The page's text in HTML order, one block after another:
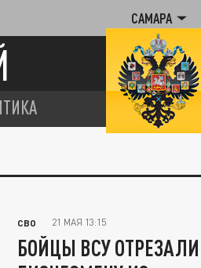
САМАРА
СВО 21 МАЯ 13:15
БОЙЦЫ ВСУ